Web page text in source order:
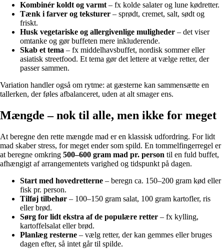
Kombinér koldt og varmt– fx kolde salater og lune kødretter.
Tænk i farver og teksturer – sprødt, cremet, salt, sødt og
friskt.
Husk vegetariske og allergivenlige muligheder – det viser
omtanke og gør buffeten mere inkluderende.
Skab et tema – fx middelhavsbuffet, nordisk sommer eller
asiatisk streetfood. Et tema gør det lettere at vælge retter, der
passer sammen.
Variation handler også om rytme: at gæsterne kan sammensætte en
tallerken, der føles afbalanceret, uden at alt smager ens.
Mængde – nok til alle, men ikke for meget
At beregne den rette mængde mad er en klassisk udfordring. For lidt
mad skaber stress, for meget ender som spild. En tommelfingerregel er
at beregne omkring 500–600 gram mad pr. person til en fuld buffet,
afhængigt af arrangementets varighed og tidspunkt på dagen.
Start med hovedretterne – beregn ca. 150–200 gram kød eller
fisk pr. person.
Tilføj tilbehør – 100–150 gram salat, 100 gram kartofler, ris
eller brød.
Sørg for lidt ekstra af de populære retter – fx kylling,
kartoffelsalat eller brød.
Planlæg resterne – vælg retter, der kan gemmes eller bruges
dagen efter, så intet går til spilde.